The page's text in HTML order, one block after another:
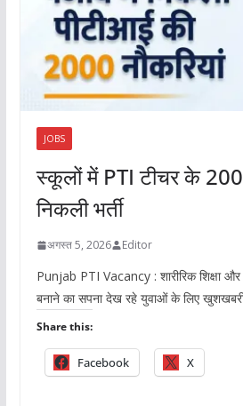
JOBS
स्कूलों में PTI टीचर के
निकली भर्ती
अगस्त 5, 2026 Editor
Punjab PTI Vacancy : शारीरिक शिक्षा
बनाने का सपना देख रहे युवाओं के लिए
Share this:
Facebook X